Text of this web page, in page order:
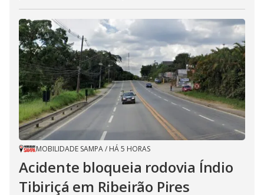
MOBILIDADE SAMPA/ HÁ 5 HORAS
Acidente bloqueia rodovia Índio
Tibiriçá em Ribeirão Pires